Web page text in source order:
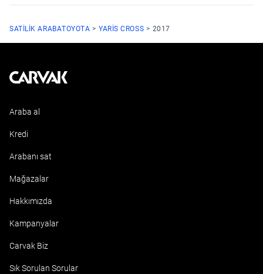
SATILIK ARABATOYOTA YARIS CROSS 2017
Kavak
Araba al
Kredi
Arabanı sat
Mağazalar
Hakkımızda
Kampanyalar
Carvak Biz
Sık Sorulan Sorular